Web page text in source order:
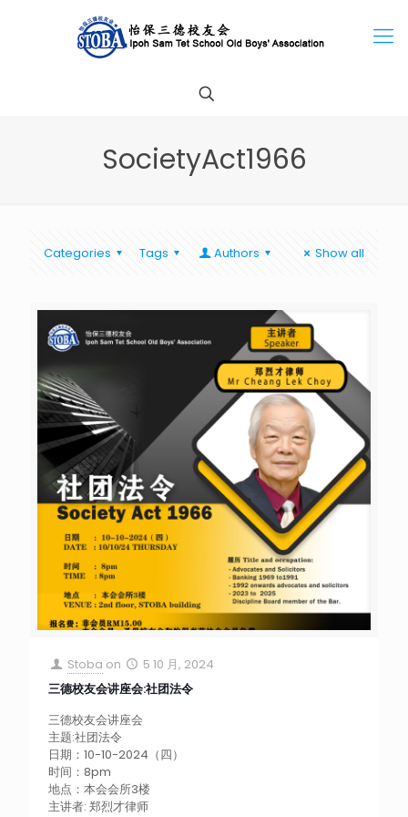
SocietyAct1966
Categories Tags Authors Show all
Stoba on
5 10 月, 2024
三德校友会讲座会:社团法令
三德校友会讲座会
主题:社团法令
日期：10-10-2024（四）
时间：8pm
地点：本会会所3楼
主讲者: 郑烈才律师